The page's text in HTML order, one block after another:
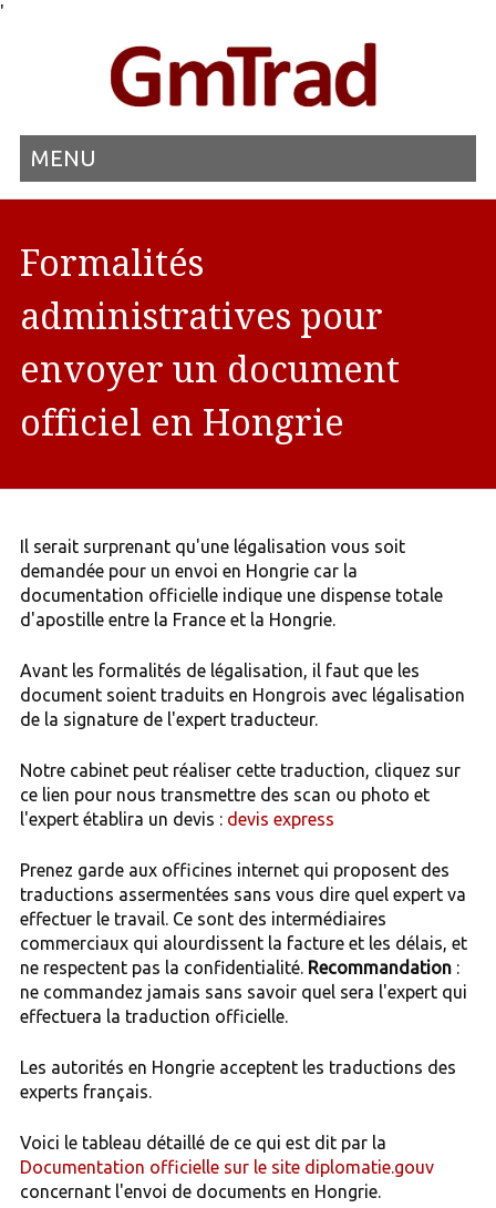
'
MENU
Formalités
administratives pour
envoyer un document
officiel en Hongrie
Il serait surprenant qu'une légalisation vous soit
demandée pour un envoi en Hongrie car la
documentation officielle indique une dispense totale
d'apostille entre la France et la Hongrie.
Avant les formalités de légalisation, il faut que les
document soient traduits en Hongrois avec légalisation
de la signature de l'expert traducteur.
Notre cabinet peut réaliser cette traduction, cliquez sur
ce lien pour nous transmettre des scan ou photo et
l'expert établira un devis : devis express
Prenez garde aux officines internet qui proposent des
traductions assermentées sans vous dire quel expert va
effectuer le travail. Ce sont des intermédiaires
commerciaux qui alourdissent la facture et les délais, et
ne respectent pas la confidentialité. Recommandation:
ne commandez jamais sans savoir quel sera l'expert qui
effectuera la traduction officielle.
Les autorités en Hongrie acceptent les traductions des
experts français.
Voici le tableau détaillé de ce qui est dit par la
Documentation officielle sur le site diplomatie.gouv
concernant l'envoi de documents en Hongrie.